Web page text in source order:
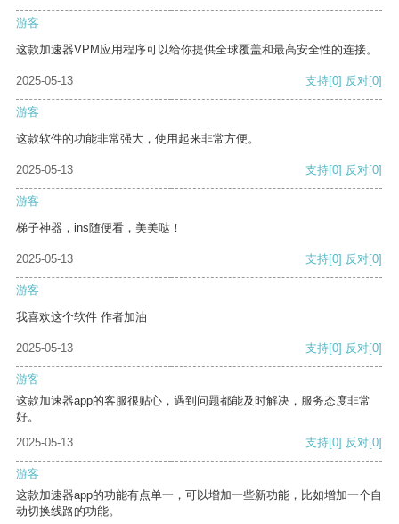
游客
这款加速器VPM应用程序可以给你提供全球覆盖和最高安全性的连接。
2025-05-13 支持[0] 反对[0]
游客
这款软件的功能非常强大，使用起来非常方便。
2025-05-13 支持[0] 反对[0]
游客
梯子神器，ins随便看，美美哒！
2025-05-13 支持[0] 反对[0]
游客
我喜欢这个软件 作者加油
2025-05-13 支持[0] 反对[0]
游客
这款加速器app的客服很贴心，遇到问题都能及时解决，服务态度非常
好。
2025-05-13
支持[0] 反对[0]
游客
这款加速器app的功能有点单一，可以增加一些新功能，比如增加一个自
动切换线路的功能。